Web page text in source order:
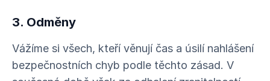
3. Odměny
Vážíme si všech, kteří věnují čas a úsilí nahlášení
bezpečnostních chyb podle těchto zásad. V